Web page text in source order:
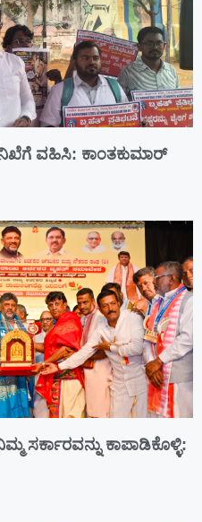
ವಹಿಸಿ: ಕಾಂತಕುಮಾರ್
ಸರ್ಕಾರವನ್ನು ಕಾಪಾಡಿಕೊಳ್ಳಿ: